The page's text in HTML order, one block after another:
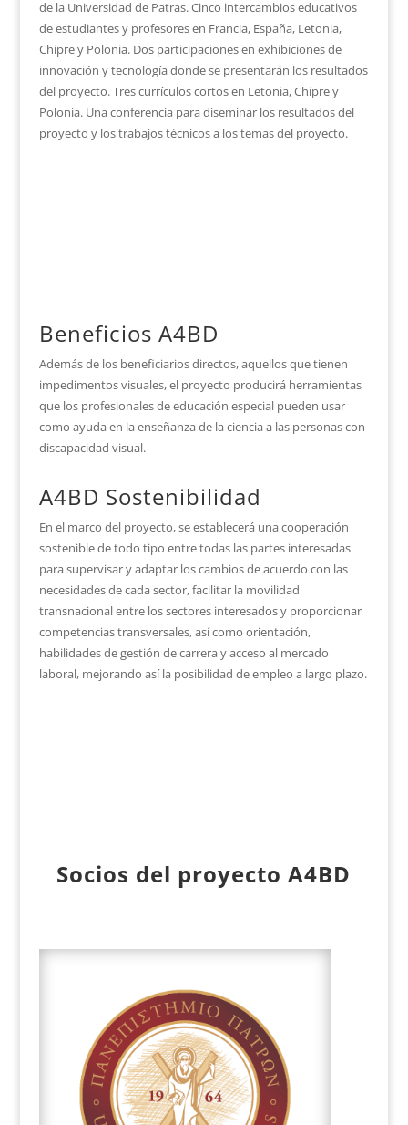
de la Universidad de Patras. Cinco intercambios educativos
de estudiantes y profesores en Francia, España, Letonia,
Chipre y Polonia. Dos participaciones en exhibiciones de
innovación y tecnología donde se presentarán los resultados
del proyecto. Tres currículos cortos en Letonia, Chipre y
Polonia. Una conferencia para diseminar los resultados del
proyecto y los trabajos técnicos a los temas del proyecto.
Beneficios A4BD
Además de los beneficiarios directos, aquellos que tienen
impedimentos visuales, el proyecto producirá herramientas
que los profesionales de educación especial pueden usar
como ayuda en la enseñanza de la ciencia a las personas con
discapacidad visual.
A4BD Sostenibilidad
En el marco del proyecto, se establecerá una cooperación
sostenible de todo tipo entre todas las partes interesadas
para supervisar y adaptar los cambios de acuerdo con las
necesidades de cada sector, facilitar la movilidad
transnacional entre los sectores interesados y proporcionar
competencias transversales, así como orientación,
habilidades de gestión de carrera y acceso al mercado
laboral, mejorando así la posibilidad de empleo a largo plazo.
Socios del proyecto A4BD